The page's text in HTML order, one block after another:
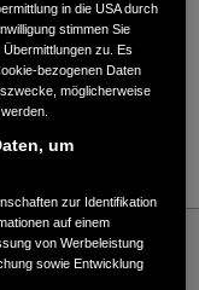
Offizielle Website | The
in die USA durch
stimmen Sie
zu. Es
bezogenen Daten
möglicherweise
um
zur Identifikation
auf einem
von Werbeleistung
sowie Entwicklung